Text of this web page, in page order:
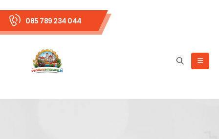
085 789 234 044